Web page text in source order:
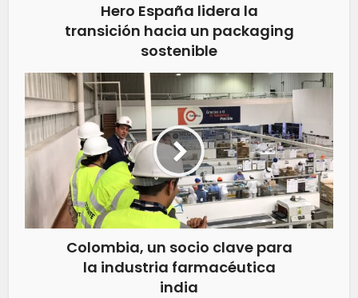
Hero España lidera la
transición hacia un packaging
sostenible
Colombia, un socio clave para
la industria farmacéutica
india